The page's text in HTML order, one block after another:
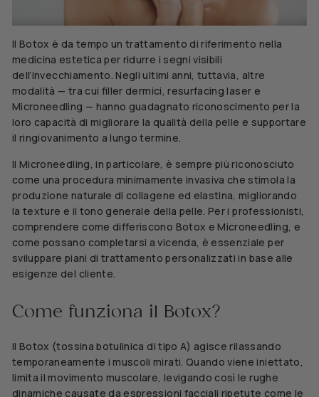
Il Botox è da tempo un trattamento di riferimento nella
medicina estetica per ridurre i segni visibili
dell’invecchiamento. Negli ultimi anni, tuttavia, altre
modalità — tra cui filler dermici, resurfacing laser e
Microneedling — hanno guadagnato riconoscimento per la
loro capacità di migliorare la qualità della pelle e supportare
il ringiovanimento a lungo termine.
Il Microneedling, in particolare, è sempre più riconosciuto
come una procedura minimamente invasiva che stimola la
produzione naturale di collagene ed elastina, migliorando
la texture e il tono generale della pelle. Per i professionisti,
comprendere come differiscono Botox e Microneedling, e
come possano completarsi a vicenda, è essenziale per
sviluppare piani di trattamento personalizzati in base alle
esigenze del cliente.
Come funziona il Botox?
Il Botox (tossina botulinica di tipo A) agisce rilassando
temporaneamente i muscoli mirati. Quando viene iniettato,
limita il movimento muscolare, levigando così le rughe
dinamiche causate da espressioni facciali ripetute come le